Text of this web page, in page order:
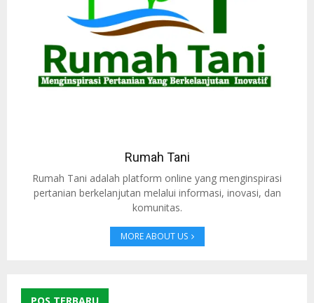
Rumah Tani
Rumah Tani adalah platform online yang menginspirasi
pertanian berkelanjutan melalui informasi, inovasi, dan
komunitas.
MORE ABOUT US
POS TERBARU